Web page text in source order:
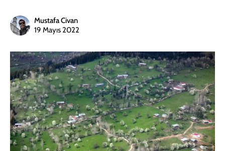
Mustafa Civan
19 Mayıs 2022